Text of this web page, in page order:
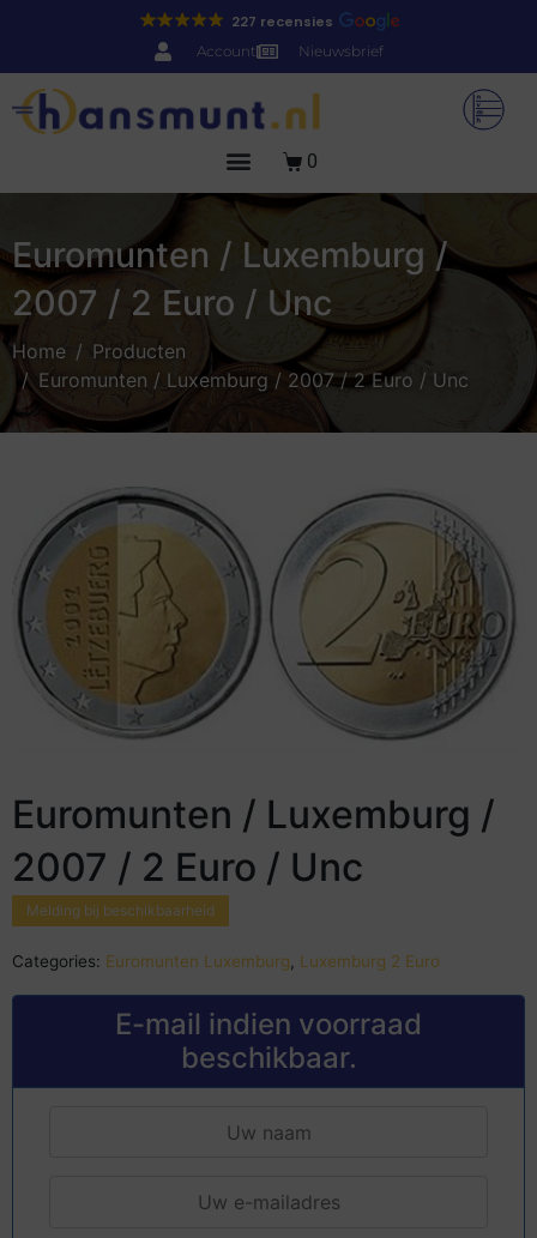
227 recensies
Account Nieuwsbrief
0
Euromunten / Luxemburg /
2007 / 2 Euro / Unc
Home
Producten
Euromunten / Luxemburg / 2007 / 2 Euro / Unc
Euromunten / Luxemburg /
2007 / 2 Euro / Unc
Melding bij beschikbaarheid
Categories: Euromunten Luxemburg Luxemburg 2 Euro
E-mail indien voorraad
beschikbaar.